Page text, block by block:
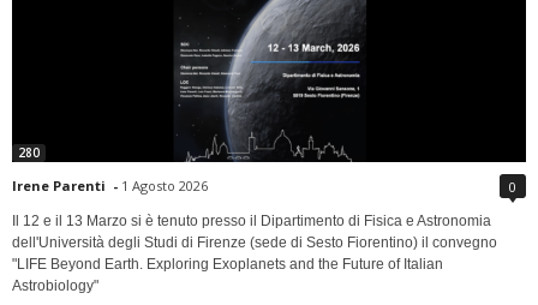
280
Irene Parenti - 1 Agosto 2026 0
Il 12 e il 13 Marzo si è tenuto presso il Dipartimento di Fisica e Astronomia
dell'Università degli Studi di Firenze (sede di Sesto Fiorentino) il convegno
"LIFE Beyond Earth. Exploring Exoplanets and the Future of Italian
Astrobiology"